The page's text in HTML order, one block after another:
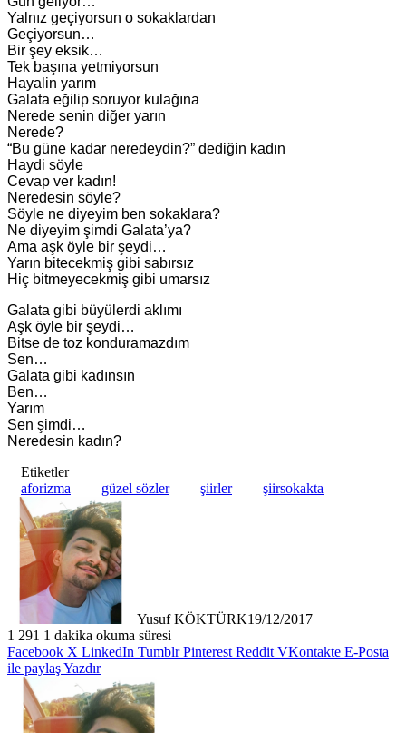
Yalnız geçiyorsun o sokaklardan
Geçiyorsun…
Bir şey eksik…
Tek başına yetmiyorsun
Hayalin yarım
Galata eğilip soruyor kulağına
Nerede senin diğer yarın
Nerede?
“Bu güne kadar neredeydin?” dediğin kadın
Haydi söyle
Cevap ver kadın!
Neredesin söyle?
Söyle ne diyeyim ben sokaklara?
Ne diyeyim şimdi Galata’ya?
Ama aşk öyle bir şeydi…
Yarın bitecekmiş gibi sabırsız
Hiç bitmeyecekmiş gibi umarsız
Galata gibi büyülerdi aklımı
Aşk öyle bir şeydi…
Bitse de toz konduramazdım
Sen…
Galata gibi kadınsın
Ben…
Yarım
Sen şimdi…
Neredesin kadın?
Etiketler
aforizma
güzel sözler şiirler şiirsokakta
Yusuf KÖKTÜRK19/12/2017
1 291 1 dakika okuma süresi
Facebook X LinkedIn Tumblr Pinterest Reddit VKontakte E-Posta
ile paylaşYazdır